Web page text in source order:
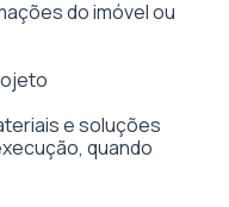
do imóvel ou
e soluções
quando